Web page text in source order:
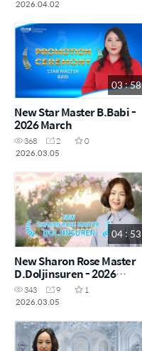
2026.04.02
03 : 58
New Star Master B.Babi -
2026 March
368 2
0
2026.03.05
04 : 53
New Sharon Rose Master
D.Doljinsuren - 2026
March
343 9
1
2026.03.05